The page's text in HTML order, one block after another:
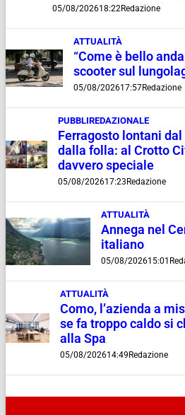
05/08/202618:22Redazione
ATTUALITÀ
“Come è bello
scooter sul
05/08/202617:57Redazione
PUBBLIREDAZIONALE
Ferragosto lontani
dalla folla: al Crotto
davvero speciale
05/08/202617:23 Redazione
ATTUALITÀ
Annega nel
italiano
05/08/202615:01
ATTUALITÀ
Como, l’azienda a
se fa troppo caldo si
alla Spa
05/08/202614:49 Redazione